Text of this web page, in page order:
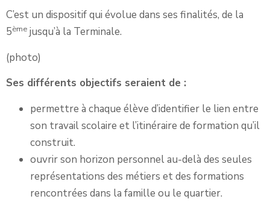
C’est un dispositif qui évolue dans ses finalités, de la
5ème jusqu’à la Terminale.
(photo)
Ses différents objectifs seraient de :
permettre à chaque élève d’identifier le lien entre
son travail scolaire et l’itinéraire de formation qu’il
construit.
ouvrir son horizon personnel au-delà des seules
représentations des métiers et des formations
rencontrées dans la famille ou le quartier.